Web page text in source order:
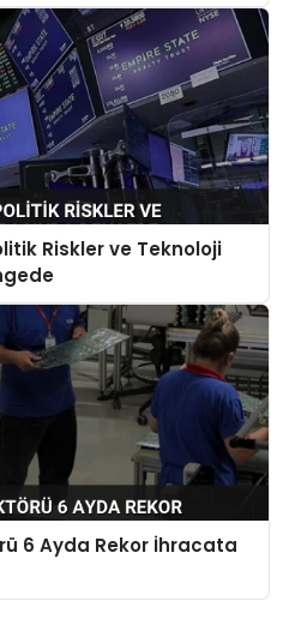
Riskler ve Teknoloji
6 Ayda Rekor İhracata